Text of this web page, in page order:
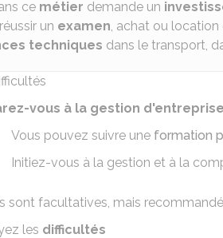
ce métier demande un
un examen, achat ou location
techniques dans le transport,
vous à la gestion d'entreprise
Vous pouvez suivre une formation
Initiez-vous à la gestion et à la
sont facultatives, mais
les difficultés